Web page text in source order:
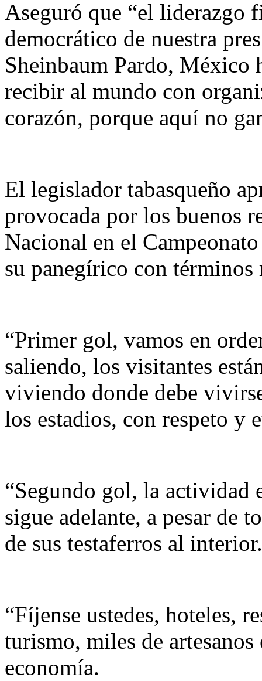
Aseguró que “el liderazgo
democrático de nuestra
Sheinbaum Pardo, México
recibir al mundo con
corazón, porque aquí no
El legislador tabasqueño
provocada por los buenos
Nacional en el
su panegírico con términos
“Primer gol, vamos en
saliendo, los visitantes
viviendo donde debe
los estadios, con respeto y
“Segundo gol, la actividad
sigue adelante, a pesar de
de sus testaferros al interior.
“Fíjense ustedes, hoteles,
turismo, miles de
economía.